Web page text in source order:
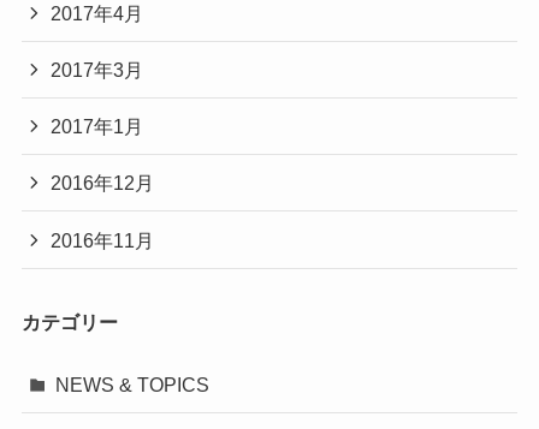
2017年4月
2017年3月
2017年1月
2016年12月
2016年11月
カテゴリー
NEWS & TOPICS